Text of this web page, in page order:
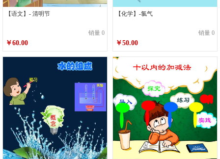
【语文】- 清明节
销量 0
￥60.00
【化学】-氯气
销量 0
￥50.00